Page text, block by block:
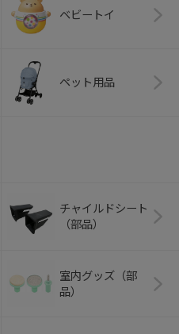
ベビートイ
ペット用品
チャイルドシート
（部品）
室内グッズ（部
品）